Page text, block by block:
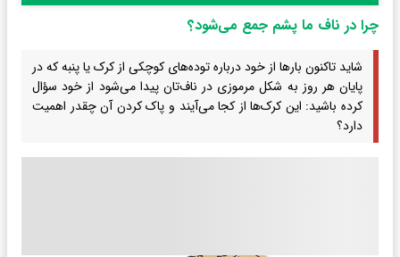
چرا در ناف ما پشم جمع می‌شود؟
شاید تاکنون بارها از خود درباره توده‌های کوچکی از کرک یا پنبه که در
پایان هر روز به شکل مرموزی در ناف‌تان پیدا می‌شود از خود سؤال
کرده باشید: این کرک‌ها از کجا می‌آیند و پاک کردن آن چقدر اهمیت
دارد؟